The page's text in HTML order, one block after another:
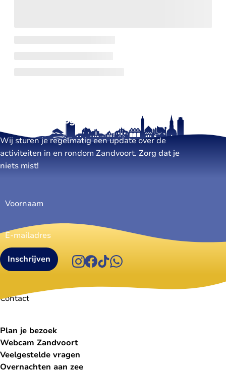
Blijf op de hoogte
Wij sturen je regelmatig een update over de
activiteiten in en rondom Zandvoort. Zorg dat je
niets mist!
Voornaam
E-
mailadres
(Vereist)
Instagram
Facebook
TikTokWhatsApp
Contact
Plan je bezoek
Webcam Zandvoort
Veelgestelde vragen
Overnachten aan zee